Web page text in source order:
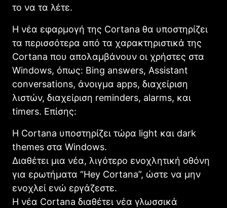
το να τα λέτε.
Η νέα εφαρμογή της Cortana θα υποστηρίζει
τα περισσότερα από τα χαρακτηριστικά της
Cortana που απολαμβάνουν οι χρήστες στα
Windows, όπως: Bing answers, Assistant
conversations, άνοιγμα apps, διαχείριση
λιστών, διαχείριση reminders, alarms, και
timers. Επίσης:
Η Cortana υποστηρίζει τώρα light και dark
themes στα Windows.
Διαθέτει μια νέα, λιγότερο ενοχλητική οθόνη
για ερωτήματα “Hey Cortana”, ώστε να μην
ενοχλεί ενώ εργάζεστε.
Η νέα Cortana διαθέτει νέα γλωσσικά